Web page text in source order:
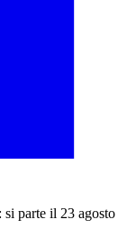
si parte il 23 agosto